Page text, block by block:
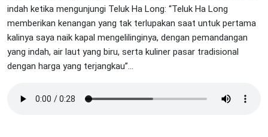
indah ketika mengunjungi Teluk Ha Long: “Teluk Ha Long
memberikan kenangan yang tak terlupakan saat untuk pertama
kalinya saya naik kapal mengelilinginya, dengan pemandangan
yang indah, air laut yang biru, serta kuliner pasar tradisional
dengan harga yang terjangkau”...